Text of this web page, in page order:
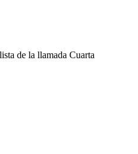
de la llamada Cuarta